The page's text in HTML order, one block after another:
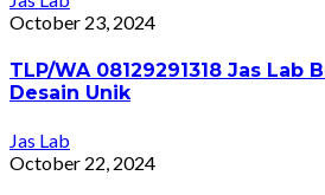
October 23, 2024
TLP/WA 08129291318 Jas Lab
Desain Unik
Jas Lab
October 22, 2024